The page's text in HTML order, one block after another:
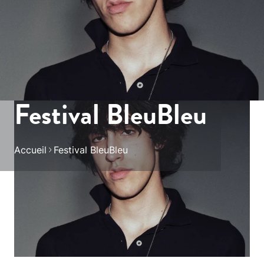
Festival BleuBleu
Accueil Festival BleuBleu